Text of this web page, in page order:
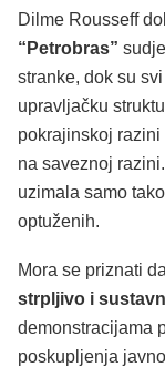
Dilme Rousseff
“Petrobras”
stranke, dok su
upravljačku
pokrajinskoj
na saveznoj
uzimala samo
optuženih.
Mora se priznati
strpljivo i
demonstracijama
poskupljenja